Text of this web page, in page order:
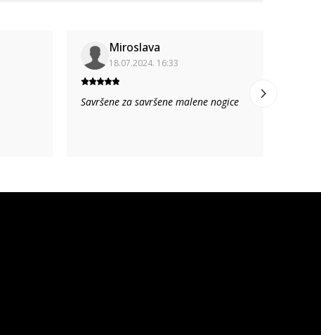
Miroslava
18.07.2024. 16:33
Savršene za savršene malene nogice